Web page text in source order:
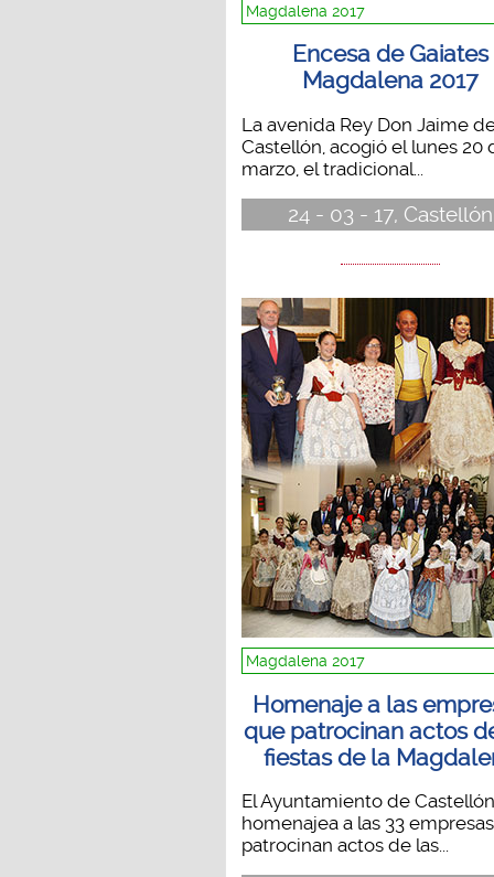
Magdalena 2017
Encesa de Gaiates
Magdalena 2017
La avenida Rey Don Jaime
Castellón, acogió el lunes 20
marzo, el tradicional...
24 - 03 - 17, Castellón
Magdalena 2017
Homenaje a las
que patrocinan actos
fiestas de la
El Ayuntamiento de Castellón
homenajea a las 33
patrocinan actos de las...